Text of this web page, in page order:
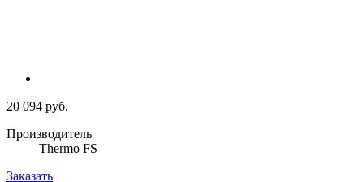
20 094 руб.
Производитель
Thermo FS
Заказать